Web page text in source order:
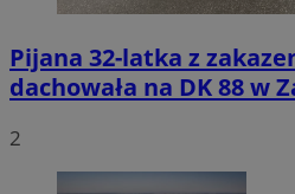
Pijana 32-latka z
dachowała na DK 88 w
2